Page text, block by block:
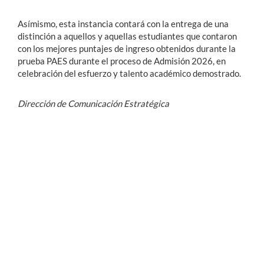
Asímismo, esta instancia contará con la entrega de una
distinción a aquellos y aquellas estudiantes que contaron
con los mejores puntajes de ingreso obtenidos durante la
prueba PAES durante el proceso de Admisión 2026, en
celebración del esfuerzo y talento académico demostrado.
Dirección de Comunicación Estratégica